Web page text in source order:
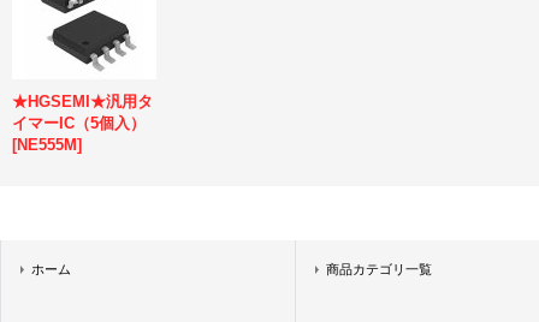
★HGSEMI★汎用タ
イマーIC（5個入）
[NE555M]
ホーム 商品カテゴリ一覧